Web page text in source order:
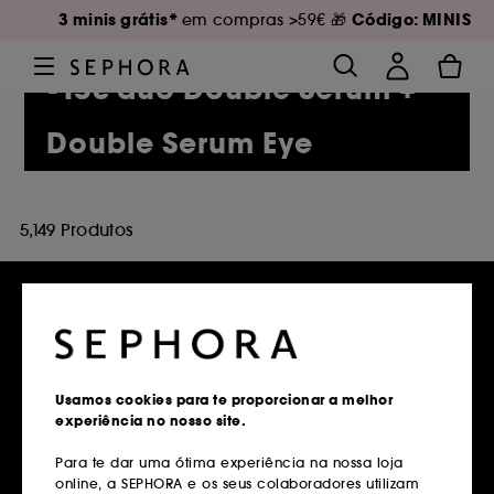
3 minis grátis* em compras >59€ 🎁 Código: MINIS
-15€ duo Double Serum +
Double Serum Eye
5,149 Produtos
em compras superiores a 39€
Devoluções
Usamos cookies para te proporcionar a melhor
experiência no nosso site.
Para te dar uma ótima experiência na nossa loja
online, a SEPHORA e os seus colaboradores utilizam